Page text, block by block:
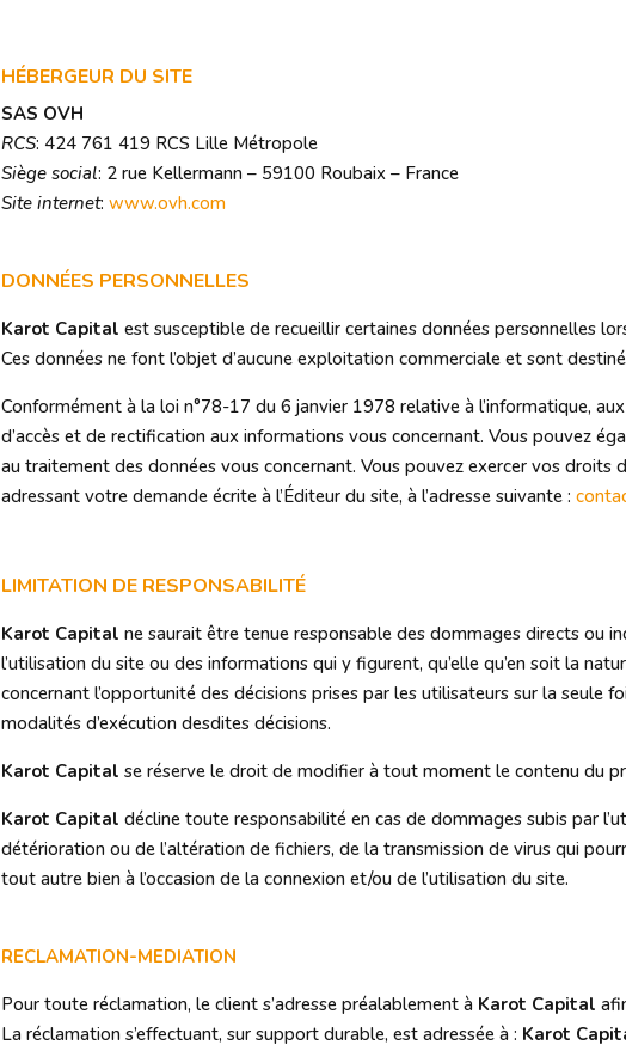
HÉBERGEUR DU SITE
SAS OVH
RCS: 424 761 419 RCS Lille Métropole
Siège social: 2 rue Kellermann – 59100 Roubaix – France
Site internet: www.ovh.com
DONNÉES PERSONNELLES
Karot Capital est susceptible de recueillir certaines données personnelles
Ces données ne font l’objet d’aucune exploitation commerciale et sont
Conformément à la loi n°78-17 du 6 janvier 1978 relative à l’informatique,
d’accès et de rectification aux informations vous concernant. Vous pouvez
au traitement des données vous concernant. Vous pouvez exercer vos droits
adressant votre demande écrite à l’Éditeur du site, à l’adresse suivante :
LIMITATION DE RESPONSABILITÉ
Karot Capital ne saurait être tenue responsable des dommages directs ou
l’utilisation du site ou des informations qui y figurent, qu’elle qu’en soit la
concernant l’opportunité des décisions prises par les utilisateurs sur la seule
modalités d’exécution desdites décisions.
Karot Capital se réserve le droit de modifier à tout moment le contenu du
Karot Capital décline toute responsabilité en cas de dommages subis par
détérioration ou de l’altération de fichiers, de la transmission de virus qui
tout autre bien à l’occasion de la connexion et/ou de l’utilisation du site.
RECLAMATION-MEDIATION
Pour toute réclamation, le client s’adresse préalablement à Karot Capital
La réclamation s’effectuant, sur support durable, est adressée à : Karot